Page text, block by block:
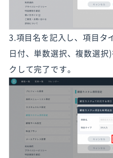
3.項目名を記入し、項目タ
日付、単数選択、複数選択
クして完了です。